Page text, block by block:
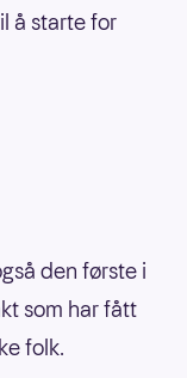
å starte for
den første i
som har fått
folk.